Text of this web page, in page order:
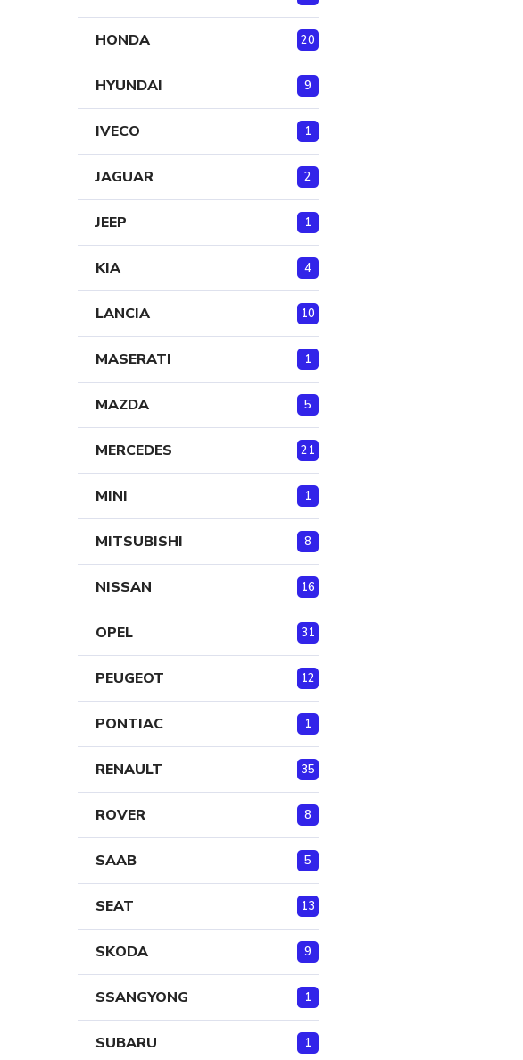
HONDA 20
HYUNDAI 9
IVECO 1
JAGUAR 2
JEEP 1
KIA 4
LANCIA 10
MASERATI 1
MAZDA 5
MERCEDES 21
MINI 1
MITSUBISHI 8
NISSAN 16
OPEL 31
PEUGEOT 12
PONTIAC 1
RENAULT 35
ROVER 8
SAAB 5
SEAT 13
SKODA 9
SSANGYONG 1
SUBARU 1